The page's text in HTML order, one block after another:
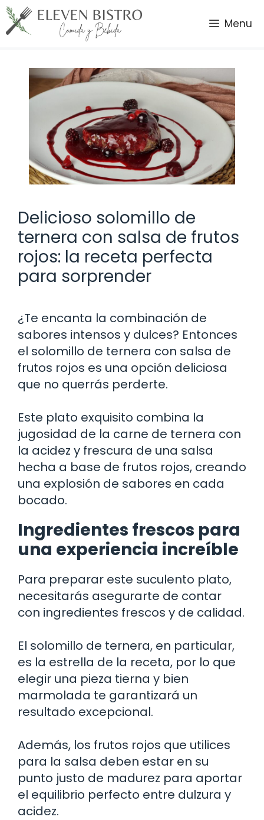
Saltar
al
contenido
Menu
Delicioso solomillo de
ternera con salsa de frutos
rojos: la receta perfecta
para sorprender
¿Te encanta la combinación de
sabores intensos y dulces? Entonces
el solomillo de ternera con salsa de
frutos rojos es una opción deliciosa
que no querrás perderte.
Este plato exquisito combina la
jugosidad de la carne de ternera con
la acidez y frescura de una salsa
hecha a base de frutos rojos, creando
una explosión de sabores en cada
bocado.
Ingredientes frescos para
una experiencia increíble
Para preparar este suculento plato,
necesitarás asegurarte de contar
con ingredientes frescos y de calidad.
El solomillo de ternera, en particular,
es la estrella de la receta, por lo que
elegir una pieza tierna y bien
marmolada te garantizará un
resultado excepcional.
Además, los frutos rojos que utilices
para la salsa deben estar en su
punto justo de madurez para aportar
el equilibrio perfecto entre dulzura y
acidez.